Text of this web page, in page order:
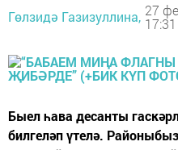
Гөлзидә Газизуллина, 27
17:31
Быел һава десанты
билгеләп үтелә.